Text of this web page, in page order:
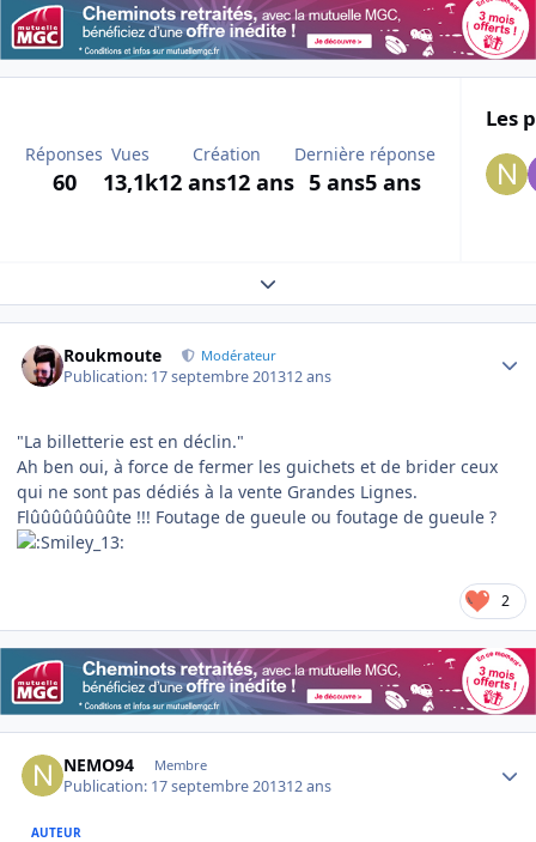
Réponses
60
Vues
13,1k
Création
12 ans12 ans
Dernière réponse
5 ans5 ans
Les
Expand topic overview
Roukmoute Modérateur
Publication: 17 septembre 201312 ans
"La billetterie est en déclin."
Ah ben oui, à force de fermer les guichets et de brider ceux
qui ne sont pas dédiés à la vente Grandes Lignes.
Flûûûûûûûûte !!! Foutage de gueule ou foutage de gueule ?
2
NEMO94 Membre
Publication: 17 septembre 201312 ans
AUTEUR